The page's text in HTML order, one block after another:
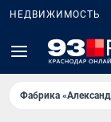
НЕДВИЖИМОСТЬ
Фабрика